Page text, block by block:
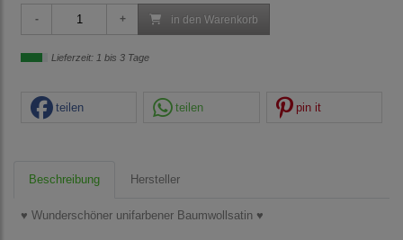
in den Warenkorb
Lieferzeit: 1 bis 3 Tage
teilen teilen pin it
Beschreibung Hersteller
♥ Wunderschöner unifarbener Baumwollsatin ♥